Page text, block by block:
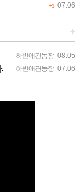
+1 07.06
+
하빈애견농장 08.05
하빈애견농장 07.06
…